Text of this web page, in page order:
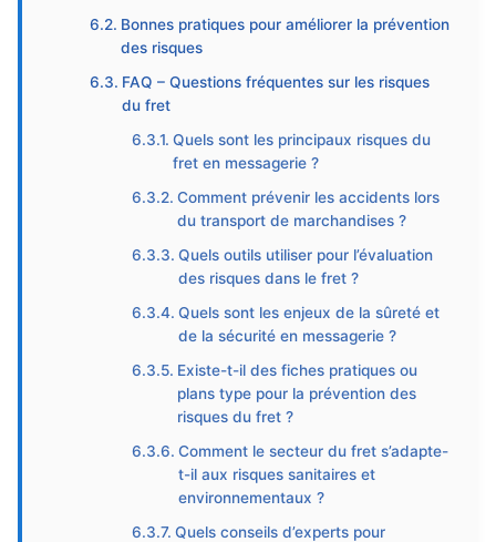
Bonnes pratiques pour améliorer la prévention
des risques
FAQ – Questions fréquentes sur les risques
du fret
Quels sont les principaux risques du
fret en messagerie ?
Comment prévenir les accidents lors
du transport de marchandises ?
Quels outils utiliser pour l’évaluation
des risques dans le fret ?
Quels sont les enjeux de la sûreté et
de la sécurité en messagerie ?
Existe-t-il des fiches pratiques ou
plans type pour la prévention des
risques du fret ?
Comment le secteur du fret s’adapte-
t-il aux risques sanitaires et
environnementaux ?
Quels conseils d’experts pour